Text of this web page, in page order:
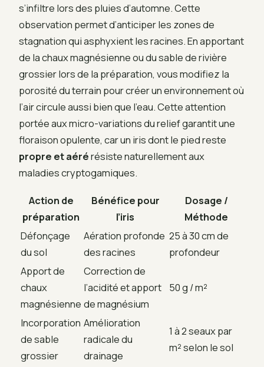
s’infiltre lors des pluies d’automne. Cette
observation permet d’anticiper les zones de
stagnation qui asphyxient les racines. En apportant
de la chaux magnésienne ou du sable de rivière
grossier lors de la préparation, vous modifiez la
porosité du terrain pour créer un environnement où
l’air circule aussi bien que l’eau. Cette attention
portée aux micro-variations du relief garantit une
floraison opulente, car un iris dont le pied reste
propre et aérérésiste naturellement aux
maladies cryptogamiques.
Action de
préparation
Bénéfice pour
l’iris
Dosage /
Méthode
Défonçage
du sol
Aération profonde
des racines
25 à 30 cm de
profondeur
Apport de
chaux
magnésienne
Correction de
l’acidité et apport
de magnésium
50 g / m²
Incorporation
de sable
grossier
Amélioration
radicale du
drainage
1 à 2 seaux par
m² selon le sol